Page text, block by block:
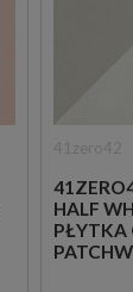
HALF
PŁYTKA